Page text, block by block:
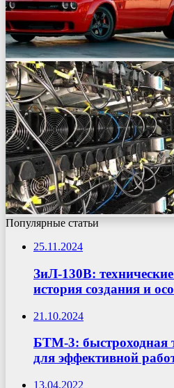
Популярные статьи
25.11.2024
ЗиЛ-130В:
история создания и
21.10.2024
БТМ-3: быстроходная
для эффективной
13.04.2022